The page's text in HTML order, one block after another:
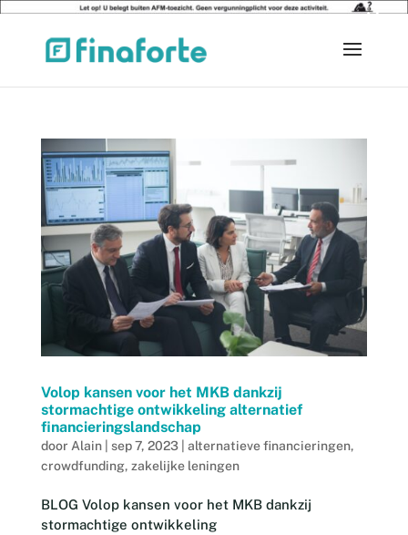
Volop kansen voor het MKB dankzij
stormachtige ontwikkeling alternatief
financieringslandschap
door Alain| sep 7, 2023| alternatieve financieringen,
crowdfunding, zakelijke leningen
BLOG Volop kansen voor het MKB dankzij
stormachtige ontwikkeling
×